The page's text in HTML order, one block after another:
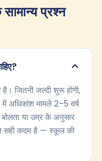
प्रश्न
जितनी जल्दी शुरू होगी,
अधिकांश मामले 2–5 वर्ष
या उम्र के अनुसार
सही कदम है — स्कूल की